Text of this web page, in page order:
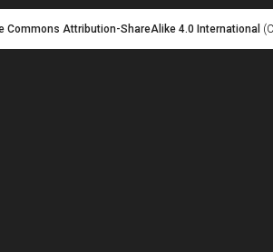
Commons Attribution-ShareAlike 4.0 International